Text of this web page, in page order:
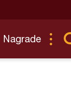
Nagrade